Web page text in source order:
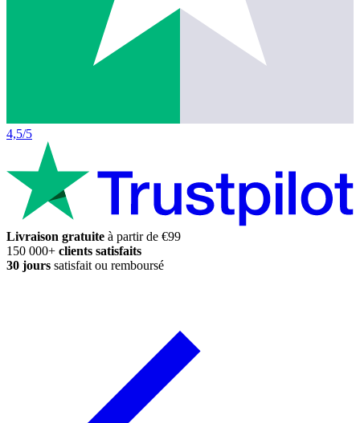
4,5/5
Livraison gratuite à partir de €99
150 000+ clients satisfaits
30 jours satisfait ou remboursé